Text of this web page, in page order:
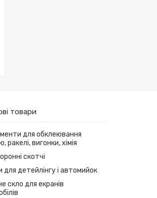
товари
для обклеювання
ракелі, вигонки, хімія
скотчі
для детейлінгу і автомийок
скло для екранів